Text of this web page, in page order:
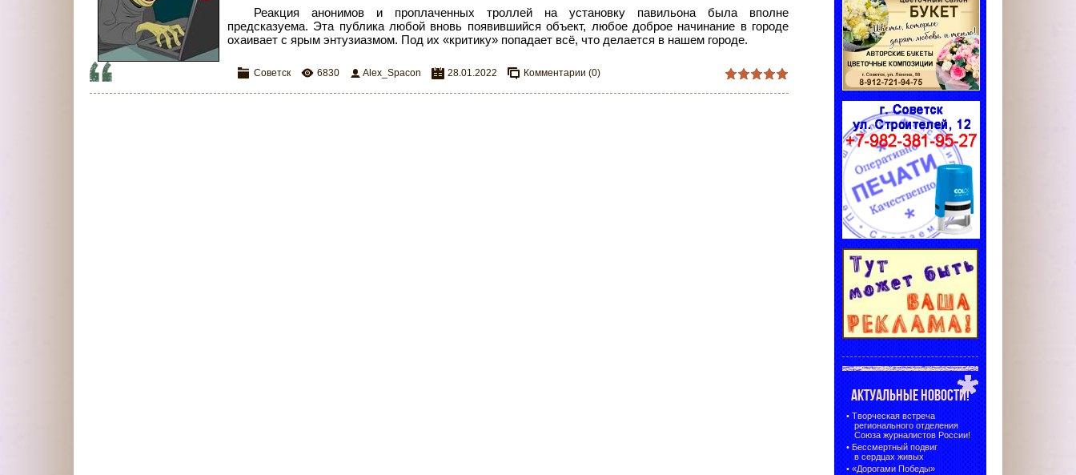
Реакция анонимов и проплаченных троллей на установку павильона была вполне
предсказуема. Эта публика любой вновь появившийся объект, любое доброе начинание в городе
охаивает с ярым энтузиазмом. Под их «критику» попадает всё, что делается в нашем городе.
Советск 6830 Alex_Spacon 28.01.2022 Комментарии (0)
АКТУАЛЬНЫЕ НОВОСТИ!
• Творческая встреча
регионального отделения
Союза журналистов России!
• Бессмертный подвиг
в сердцах живых
• «Дорогами Победы»